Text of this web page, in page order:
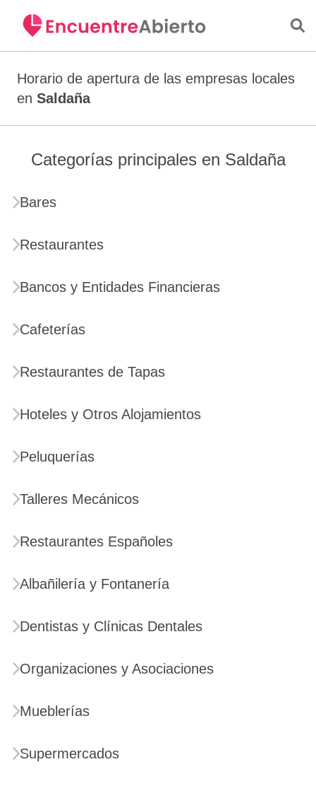
Horario de apertura de las empresas locales
en Saldaña
Categorías principales en Saldaña
Bares
Restaurantes
Bancos y Entidades Financieras
Cafeterías
Restaurantes de Tapas
Hoteles y Otros Alojamientos
Peluquerías
Talleres Mecánicos
Restaurantes Españoles
Albañilería y Fontanería
Dentistas y Clínicas Dentales
Organizaciones y Asociaciones
Mueblerías
Supermercados